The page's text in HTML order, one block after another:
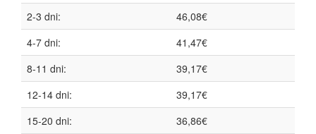
2-3 dni:
46,08€
4-7 dni:
41,47€
8-11 dni:
39,17€
12-14 dni:
39,17€
15-20 dni:
36,86€